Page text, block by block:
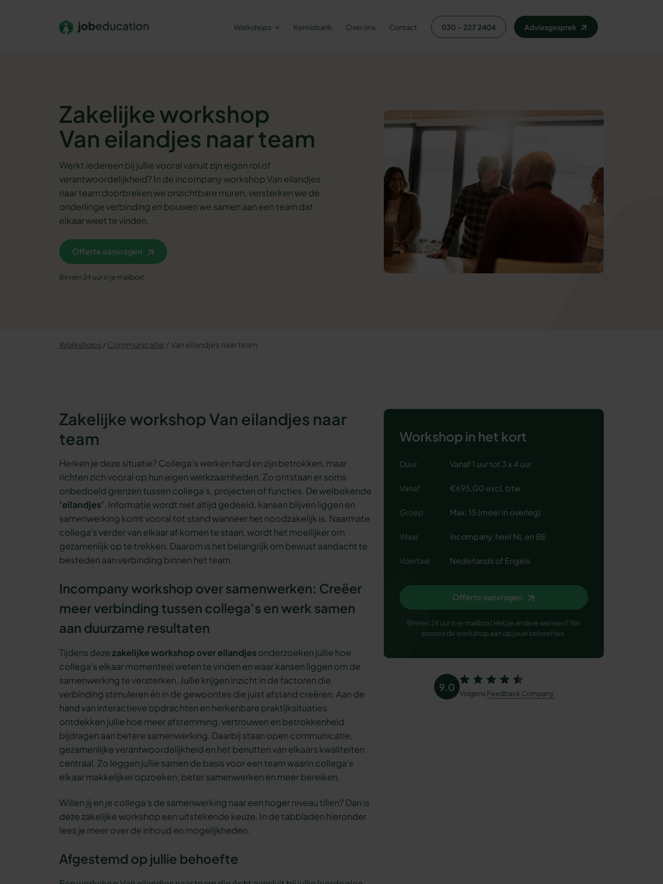
Workshops Kennisbank Over ons Contact 030 – 227 2404 Adviesgesprek
Zakelijke workshop
Van eilandjes naar team
Werkt iedereen bij jullie vooral vanuit zijn eigen rol of
verantwoordelijkheid? In de incompany workshop Van eilandjes
naar team doorbreken we onzichtbare muren, versterken we de
onderlinge verbinding en bouwen we samen aan een team dat
elkaar weet te vinden.
Offerte aanvragen
Binnen 24 uur in je mailbox!
Workshops Communicatie Van eilandjes naar team
Zakelijke workshop Van eilandjes naar
team
Herken je deze situatie? Collega’s werken hard en zijn betrokken, maar
richten zich vooral op hun eigen werkzaamheden. Zo ontstaan er soms
onbedoeld grenzen tussen collega's, projecten of functies. De welbekende
'eilandjes'. Informatie wordt niet altijd gedeeld, kansen blijven liggen en
samenwerking komt vooral tot stand wanneer het noodzakelijk is. Naarmate
collega's verder van elkaar af komen te staan, wordt het moeilijker om
gezamenlijk op te trekken. Daarom is het belangrijk om bewust aandacht te
besteden aan verbinding binnen het team.
Incompany workshop over samenwerken: Creëer
meer verbinding tussen collega's en werk samen
aan duurzame resultaten
Tijdens dezezakelijke workshop over eilandjesonderzoeken jullie hoe
collega's elkaar momenteel weten te vinden en waar kansen liggen om de
samenwerking te versterken. Jullie krijgen inzicht in de factoren die
verbinding stimuleren én in de gewoontes die juist afstand creëren. Aan de
hand van interactieve opdrachten en herkenbare praktijksituaties
ontdekken jullie hoe meer afstemming, vertrouwen en betrokkenheid
bijdragen aan betere samenwerking. Daarbij staan open communicatie,
gezamenlijke verantwoordelijkheid en het benutten van elkaars kwaliteiten
centraal. Zo leggen jullie samen de basis voor een team waarin collega's
elkaar makkelijker opzoeken, beter samenwerken en meer bereiken.
Willen jij en je collega's de samenwerking naar een hoger niveau tillen? Dan is
deze zakelijke workshop een uitstekende keuze. In de tabbladen hieronder
lees je meer over de inhoud en mogelijkheden.
Afgestemd op jullie behoefte
Workshop in het kort
Duur Vanaf 1 uur tot 3 x 4 uur
Vanaf €695,00 excl. btw
Groep Max. 15 (meer in overleg)
Waar Incompany, heel NL en BE
Voertaal Nederlands of Engels
Offerte aanvragen
Binnen 24 uur in je mailbox! Heb je andere wensen? We
passen de workshop aan op jouw behoeftes.
9.0
Volgens Feedback Company